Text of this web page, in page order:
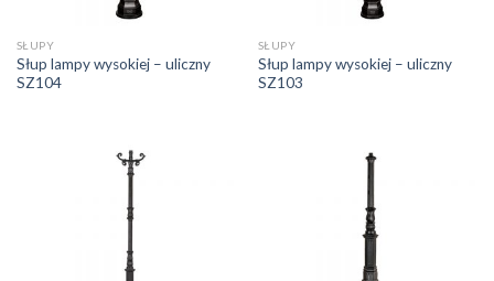
SŁUPY
Słup lampy wysokiej – uliczny
SZ104
SŁUPY
Słup lampy wysokiej – uliczny
SZ103